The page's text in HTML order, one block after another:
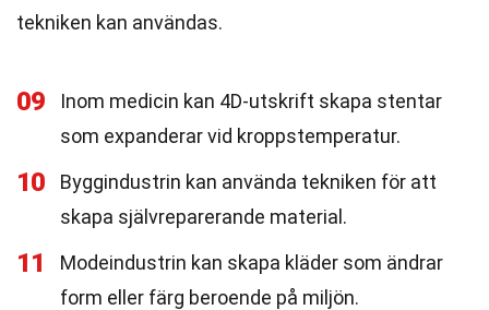
tekniken kan användas.
09
Inom medicin kan 4D-utskrift skapa stentar
som expanderar vid kroppstemperatur.
10
Byggindustrin kan använda tekniken för att
skapa självreparerande material.
11
Modeindustrin kan skapa kläder som ändrar
form eller färg beroende på miljön.